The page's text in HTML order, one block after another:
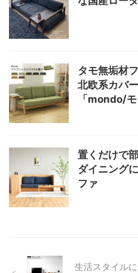
タモ無垢材
北欧系カバ
「mondo/モ
置くだけで
ダイニング
ファ
生活スタイル